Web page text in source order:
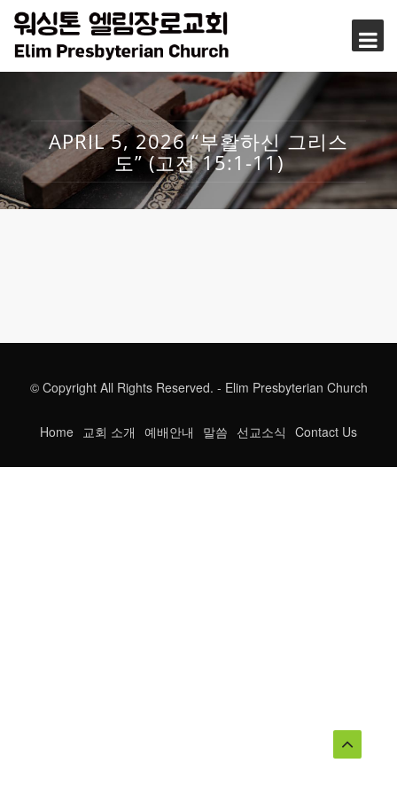
APRIL 5, 2026 “부활하신 그리스
도” (고전 15:1-11)
© Copyright All Rights Reserved. - Elim Presbyterian Church
Home 교회 소개 예배안내 말씀 선교소식 Contact Us